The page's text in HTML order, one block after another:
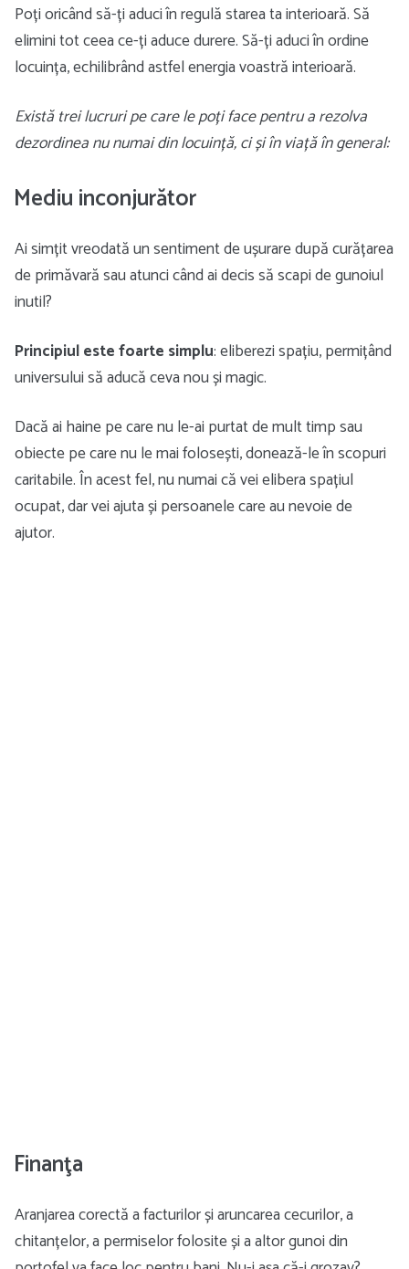
Poți oricând să-ți aduci în regulă starea ta interioară. Să
elimini tot ceea ce-ți aduce durere. Să-ți aduci în ordine
locuința, echilibrând astfel energia voastră interioară.
Există trei lucruri pe care le poți face pentru a rezolva
dezordinea nu numai din locuință, ci și în viață în general:
Mediu inconjurător
Ai simțit vreodată un sentiment de ușurare după curățarea
de primăvară sau atunci când ai decis să scapi de gunoiul
inutil?
Principiul este foarte simplu: eliberezi spațiu, permițând
universului să aducă ceva nou și magic.
Dacă ai haine pe care nu le-ai purtat de mult timp sau
obiecte pe care nu le mai folosești, donează-le în scopuri
caritabile. În acest fel, nu numai că vei elibera spațiul
ocupat, dar vei ajuta și persoanele care au nevoie de
ajutor.
Finanţa
Aranjarea corectă a facturilor și aruncarea cecurilor, a
chitanțelor, a permiselor folosite și a altor gunoi din